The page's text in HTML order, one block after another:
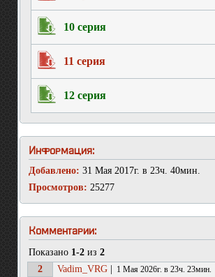
10 серия
11 серия
12 серия
Информация:
Добавлено: 31 Мая 2017г. в 23ч. 40мин.
Просмотров: 25277
Комментарии:
Показано 1-2 из 2
2
Vadim_VRG 1 Мая 2026г. в 23ч. 23мин.